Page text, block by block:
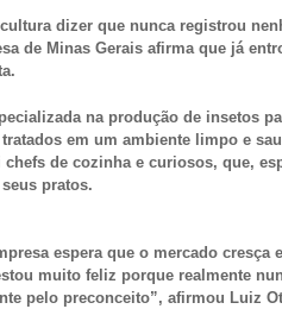
dizer que nunca registrou
de Minas Gerais afirma que já
na produção de insetos
em um ambiente limpo e
de cozinha e curiosos, que,
pratos.
espera que o mercado cresça
muito feliz porque realmente
pelo preconceito”, afirmou Luiz